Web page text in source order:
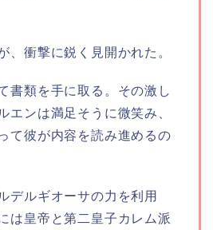
、衝撃に鋭く見開かれた。
書類を手に取る。その激し
エンは満足そうに微笑み、
て彼が内容を読み進めるの
デルギオーサの力を利用
皇帝と第二皇子カレム派